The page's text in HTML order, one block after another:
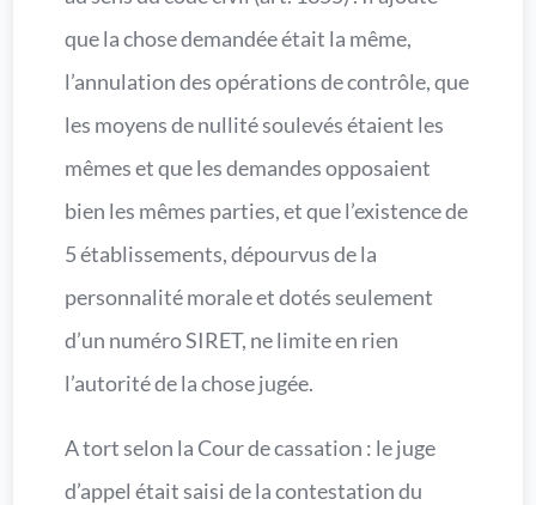
que la chose demandée était la même,
l’annulation des opérations de contrôle, que
les moyens de nullité soulevés étaient les
mêmes et que les demandes opposaient
bien les mêmes parties, et que l’existence de
5 établissements, dépourvus de la
personnalité morale et dotés seulement
d’un numéro SIRET, ne limite en rien
l’autorité de la chose jugée.
A tort selon la Cour de cassation : le juge
d’appel était saisi de la contestation du